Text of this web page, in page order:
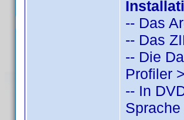
-- Das
-- Das
-- Die
Profiler
-- In